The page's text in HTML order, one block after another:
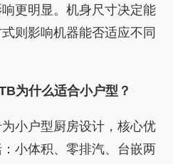
更明显。机身尺寸决定能
则影响机器能否适应不同
为什么适合小户型？
小户型厨房设计，核心优
小体积、零排汽、台嵌两